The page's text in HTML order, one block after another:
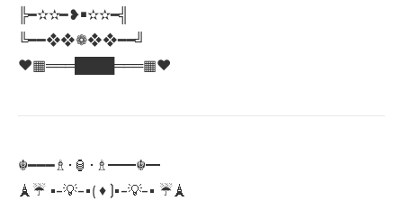
╠━✫✫━❥￭✫✫━╣
╚━━❖❖❁❖❖━━╝
♥️▦═══████═══▦♥️
☬━━━♗･🏮･♗━━☬━
🗼☔ •-💡-•⟮ ♦ ⟯•-💡-• ☔🗼